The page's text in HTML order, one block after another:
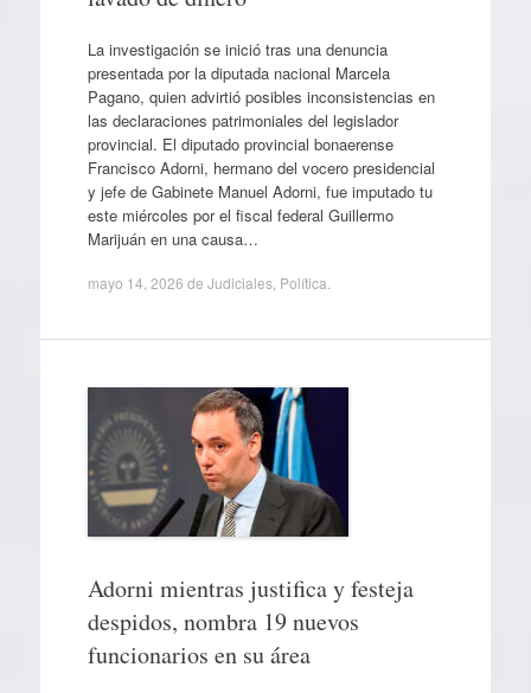
La investigación se inició tras una denuncia
presentada por la diputada nacional Marcela
Pagano, quien advirtió posibles inconsistencias en
las declaraciones patrimoniales del legislador
provincial. El diputado provincial bonaerense
Francisco Adorni, hermano del vocero presidencial
y jefe de Gabinete Manuel Adorni, fue imputado tu
este miércoles por el fiscal federal Guillermo
Marijuán en una causa…
mayo 14, 2026 de Judiciales, Política
Adorni mientras justifica y festeja
despidos, nombra 19 nuevos
funcionarios en su área